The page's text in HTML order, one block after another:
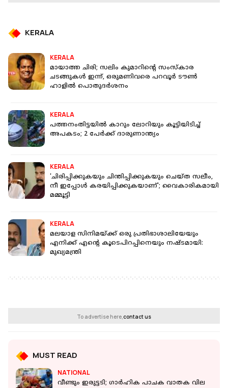
KERALA
KERALA
മായാത്ത ചിരി; സലിം കുമാറിന്റെ സംസ്‌കാര
ചടങ്ങുകള്‍ ഇന്ന്, ഒരുമണിവരെ പറവൂര്‍ ടൗണ്‍
ഹാളില്‍ പൊതുദര്‍ശനം
KERALA
പത്തനംതിട്ടയില്‍ കാറും ലോറിയും കൂട്ടിയിടിച്ച്
അപകടം; 2 പേര്‍ക്ക് ദാരുണാന്ത്യം
KERALA
'ചിരിപ്പിക്കുകയും ചിന്തിപ്പിക്കുകയും ചെയ്ത സലീം,
നീ ഇപ്പോൾ കരയിപ്പിക്കുകയാണ്'; വൈകാരികമായി
മമ്മൂട്ടി
KERALA
മലയാള സിനിമയ്ക്ക് ഒരു പ്രതിഭാശാലിയേയും
എനിക്ക് എന്റെ കൂടെപിറപ്പിനെയും നഷ്ടമായി:
മുഖ്യമന്ത്രി
To advertise here,contact us
MUST READ
NATIONAL
വീണ്ടും ഇരുട്ടടി; ഗാർഹിക പാചക വാതക വില